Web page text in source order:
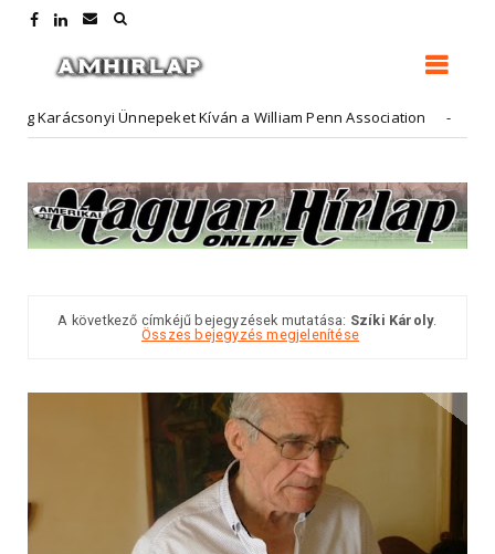
Ünnepeket Kíván a William Penn Association Hirdető
A következő címkéjű bejegyzések mutatása: Szíki Károly.
Összes bejegyzés megjelenítése